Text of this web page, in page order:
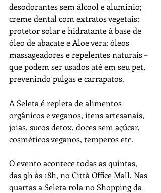
desodorantes sem álcool e alumínio;
creme dental com extratos vegetais;
protetor solar e hidratante à base de
óleo de abacate e Aloe vera; óleos
massageadores e repelentes naturais –
que podem ser usados até em seu pet,
prevenindo pulgas e carrapatos.
A Seleta é repleta de alimentos
orgânicos e veganos, itens artesanais,
joias, sucos detox, doces sem açúcar,
cosméticos veganos, temperos etc.
O evento acontece todas as quintas,
das 9h às 18h, no Città Office Mall. Nas
quartas a Seleta rola no Shopping da